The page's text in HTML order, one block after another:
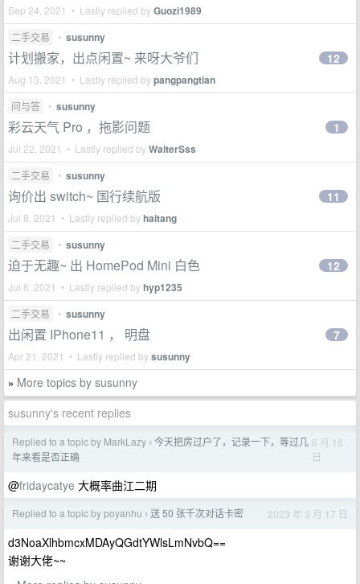
Sep 24, 2021 • Lastly replied byGuozi1989
二手交易 • susunny
计划搬家，出点闲置~ 来呀大爷们
Aug 13, 2021 • Lastly replied bypangpangtian
12
问与答 • susunny
彩云天气 Pro ，拖影问题
Jul 22, 2021 • Lastly replied byWalterSss
1
二手交易 • susunny
询价出 switch~ 国行续航版
Jul 8, 2021 • Lastly replied byhaitang
11
二手交易 • susunny
迫于无趣~ 出 HomePod Mini 白色
Jul 6, 2021 • Lastly replied byhyp1235
12
二手交易 • susunny
出闲置 IPhone11 ， 明盘
Apr 21, 2021 • Lastly replied bysusunny
7
» More topics by susunny
susunny's recent replies
Replied to a topic by MarkLazy › 今天把房过户了，记录一下，等过几
年来看是否正确
6 月 16
日
@fridaycatye 大概率曲江二期
Replied to a topic by poyanhu › 送 50 张千次对话卡密 2023 年 3 月 17 日
d3NoaXlhbmcxMDAyQGdtYWlsLmNvbQ==
谢谢大佬~~